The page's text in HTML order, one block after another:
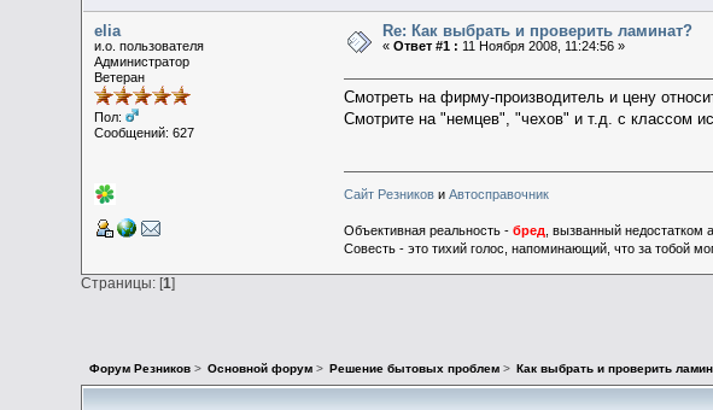
elia
и.о. пользователя
Администратор
Ветеран
Пол:
Сообщений: 627
Re: Как выбрать и проверить ламинат?
«Ответ #1 : 11 Ноября 2008, 11:24:56 »
Смотреть на фирму-производитель и цену
Смотрите на "немцев", "чехов" и т.д. с классом
Сайт Резникови Автосправочник
Объективная реальность - бред , вызванный недостатком
Совесть - это тихий голос, напоминающий, что за тобой
Страницы: [1]
Форум Резников> Основной форум> Решение бытовых проблем> Как выбрать и проверить